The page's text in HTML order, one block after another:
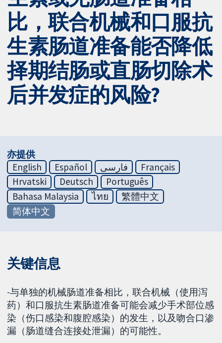
比，联合机械和口服抗
生素肠道准备能否降低
择期结肠或直肠切除术
后并发症的风险?
亦提供
English
Español فارسی
Français
Hrvatski
Deutsch
Português
Bahasa Malaysia
ไทย
繁體中文
简体中文
关键信息
-与单独的机械肠道准备相比，联合机械（使用泻
药）和口服抗生素肠道准备可能会减少手术部位感
染（伤口感染和腹腔感染）的发生，以及吻合口渗
漏（肠道缝合连接处泄漏）的可能性。